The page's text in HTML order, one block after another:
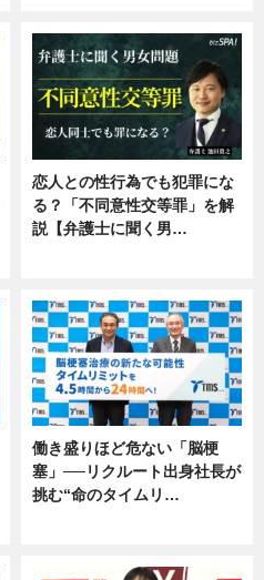
恋人との性行為でも犯罪にな
る？「不同意性交等罪」を解
説【弁護士に聞く男…
働き盛りほど危ない「脳梗
塞」──リクルート出身社長が
挑む“命のタイムリ…